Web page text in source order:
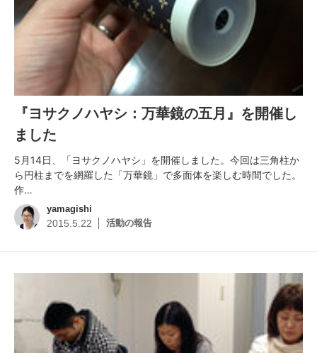
『ヨサクノハヤシ：万華鏡の五月』を開催し
ました
5月14日、「ヨサクノハヤシ」を開催しました。今回は三角柱か
ら円柱までを網羅した「万華鏡」で多面体を楽しむ時間でした。
作…
yamagishi
2015.5.22 活動の報告